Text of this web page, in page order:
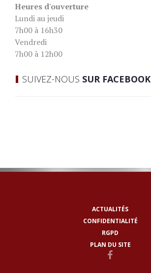
Heures d'ouverture
Lundi au jeudi
7h00 à 16h30
Vendredi
7h00 à 12h00
SUIVEZ-NOUS SUR FACEBOOK
ACTUALITÉS
CONFIDENTIALITÉ
RGPD
PLAN DU SITE